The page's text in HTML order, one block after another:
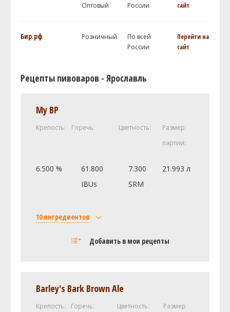
Оптовый
России
сайт
Бир.рф Розничный
По всей
России
Перейти на
сайт
Рецепты пивоваров - Ярославль
Добавить в мои рецепты
My BP
Крепость: Горечь: Цветность:
Размер
партии:
6.500 %
61.800
IBUs
7.300
SRM
21.993 л
10 ингредиентов
Castle Malting Pale Ale
Caramel Malt - 60L (Briess) (60.9
SRM)
Barley's Bark Brown Ale
Крепость: Горечь: Цветность:
Размер